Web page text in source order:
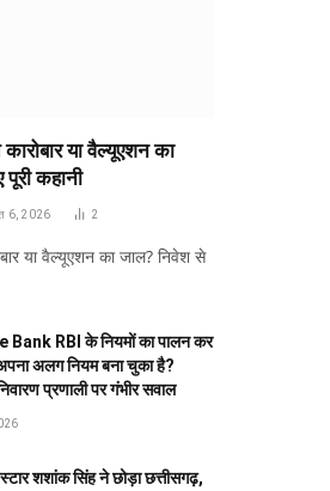
या वैल्यूएशन का
कहानी
6, 2026 2
या वैल्यूएशन का जाल? निवेश से
Bank RBI के नियमों का पालन कर
अलग नियम बना चुका है?
प्रणाली पर गंभीर सवाल
शशांक सिंह ने छोड़ा छत्तीसगढ़,